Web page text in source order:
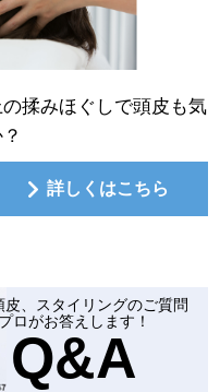
揉みほぐしで頭皮も気
詳しくはこちら
皮、スタイリングのご質問
プロがお答えします！
Q&A